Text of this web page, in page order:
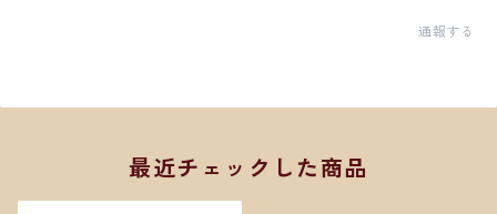
通報する
最近チェックした商品